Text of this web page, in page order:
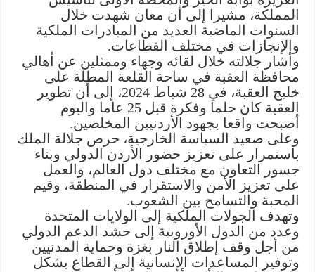
المملكة، مشيرا إلى أن معان شهدت خلال
السنوات الماضية العديد من المبادرات الملكية
والإنجازات في مختلف القطاعات.
وأشار جلالته خلال لقائه وجهاء وممثلين عن أهالي
محافظة العقبة في ساحة القلعة المطلة على
خليج العقبة، في 28 شباط 2024، إلى أن تطوير
العقبة كان حلما وفكرة قبل 25 عاما واليوم
أصبحت واقعا بجهود الأردنيين المخلصين.
وعلى صعيد السياسة الخارجية، حرص جلالة الملك
باستمرار على تعزيز حضور الأردن الدولي وبناء
جسور التعاون مع مختلف دول العالم، والعمل
على تعزيز الأمن والاستقرار في المنطقة، وقيم
المحبة والتسامح بين الشعوب.
وتهدف الجولات الملكية إلى الولايات المتحدة
وعدد من الدول الأوروبية إلى حشد الدعم الدولي
من أجل وقف إطلاق النار بغزة وحماية المدنيين
وتوفير المساعدات الإنسانية إلى القطاع بشكل